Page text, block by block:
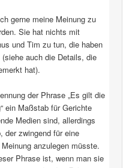
gerne meine Meinung zu
Sie hat nichts mit
und Tim zu tun, die haben
auch die Details, die
hat).
der Phrase „Es gilt die
ein Maßstab für Gerichte
Medien sind, allerdings
der zwingend für eine
anzulegen müsste.
Phrase ist, wenn man sie